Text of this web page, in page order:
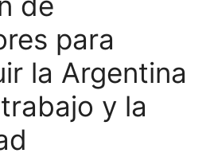
para
la Argentina
y la